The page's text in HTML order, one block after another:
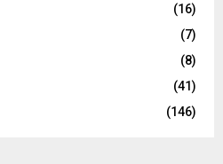
(16)
(7)
(8)
(41)
(146)